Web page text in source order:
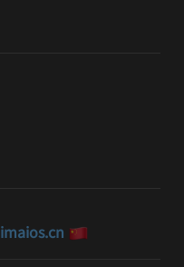
imaios.cn